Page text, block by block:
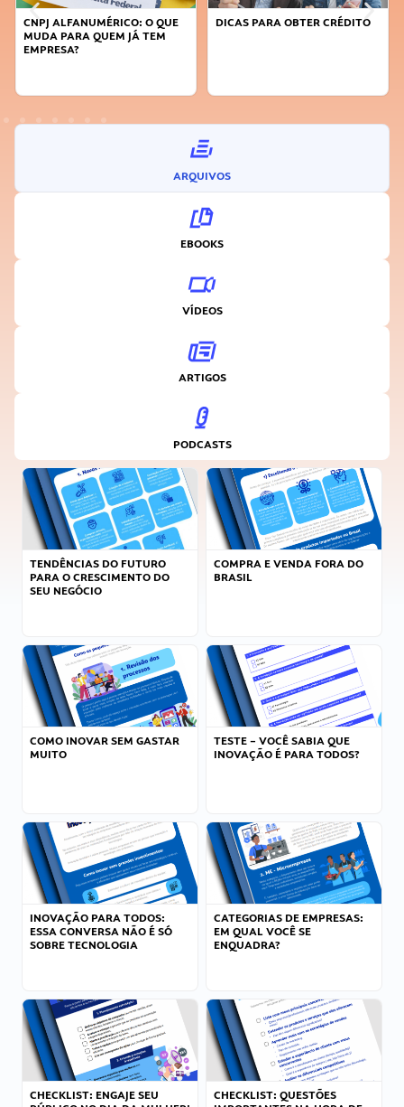
DICAS PARA OBTER CRÉDITO
FAÇA A DIFERENÇA: SEJA
ARQUIVOS
EBOOKS
VÍDEOS
ARTIGOS
PODCASTS
TENDÊNCIAS DO FUTURO
PARA O CRESCIMENTO DO
SEU NEGÓCIO
COMPRA E VENDA FORA DO
BRASIL
COMO INOVAR SEM GASTAR
MUITO
TESTE – VOCÊ SABIA QUE
INOVAÇÃO É PARA TODOS?
INOVAÇÃO PARA TODOS:
ESSA CONVERSA NÃO É SÓ
SOBRE TECNOLOGIA
CATEGORIAS DE EMPRESAS:
EM QUAL VOCÊ SE
ENQUADRA?
CHECKLIST: ENGAJE SEU
CHECKLIST: QUESTÕES